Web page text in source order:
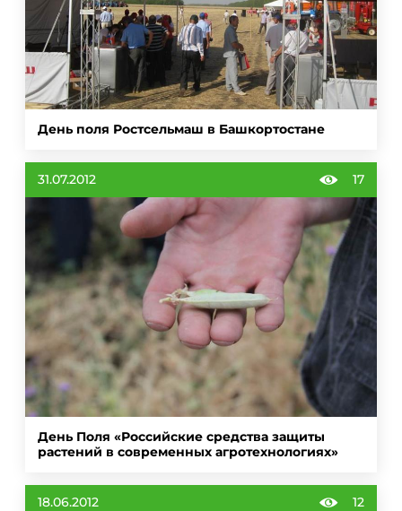
День поля Ростсельмаш в Башкортостане
31.07.2012 17
День Поля «Российские средства защиты
растений в современных агротехнологиях»
18.06.2012 12